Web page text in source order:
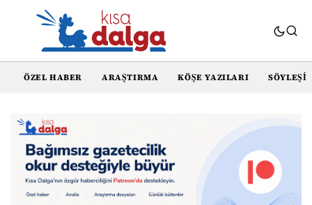
ÖZEL HABER ARAŞTIRMA KÖŞE YAZILARI SÖYLEŞI